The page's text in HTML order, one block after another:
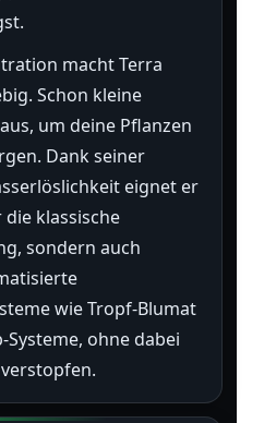
macht Terra
Schon kleine
um deine Pflanzen
Dank seiner
eignet er
klassische
sondern auch
wie Tropf-Blumat
ohne dabei